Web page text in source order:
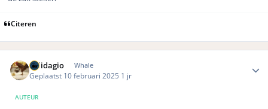
Citeren
Solidagio Whale
Geplaatst 10 februari 2025 1 jr
AUTEUR